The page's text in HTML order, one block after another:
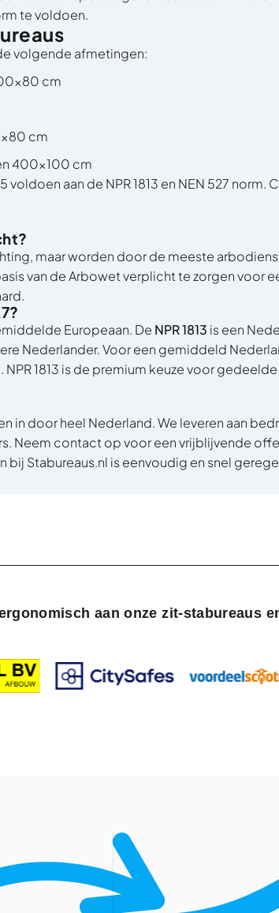
te voldoen.
volgende afmetingen:
cm
cm
400x100 cm
voldoen aan de NPR 1813 en NEN 527
maar worden door de meeste
van de Arbowet verplicht te zorgen voor
Europeaan. De NPR 1813 is een
Nederlander. Voor een gemiddeld
1813 is de premium keuze voor
in door heel Nederland. We leveren aan
Neem contact op voor een vrijblijvende
bij Stabureaus.nl is eenvoudig en snel
aan onze zit-stabureaus